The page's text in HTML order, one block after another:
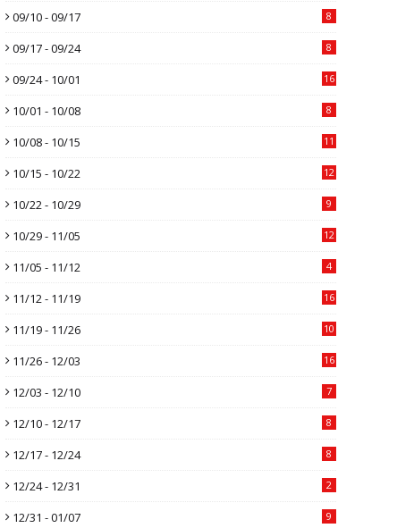
09/10 - 09/17 8
09/17 - 09/24 8
09/24 - 10/01 16
10/01 - 10/08 8
10/08 - 10/15 11
10/15 - 10/22 12
10/22 - 10/29 9
10/29 - 11/05 12
11/05 - 11/12 4
11/12 - 11/19 16
11/19 - 11/26 10
11/26 - 12/03 16
12/03 - 12/10 7
12/10 - 12/17 8
12/17 - 12/24 8
12/24 - 12/31 2
12/31 - 01/07 9